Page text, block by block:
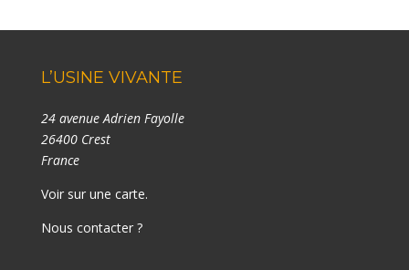
L’USINE VIVANTE
24 avenue Adrien Fayolle
26400 Crest
France
Voir sur une carte.
Nous contacter ?